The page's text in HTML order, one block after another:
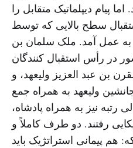
پیام دیپلماتیک متقابل را
سطح بالایی که توسط
به عمل آمد. ملک سلمان بن
در رأس استقبال کنندگان
بن عبد العزیز ولیعهد، و
ولیعهد به همراه جمع
رتبه نیز به همراه پادشاه،
رفتند. دو طرف کاملاً و
هم پیمانی استراتژیک باید